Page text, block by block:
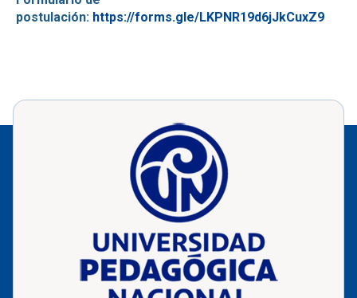
postulación: https://forms.gle/LKPNR19d6jJkCuxZ9